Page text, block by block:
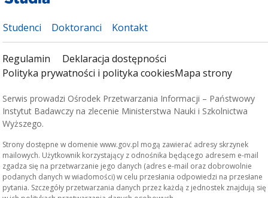
Studenci Doktoranci Kontakt
Regulamin
Deklaracja dostępności
Polityka prywatności i polityka cookiesMapa strony
Serwis prowadzi Ośrodek Przetwarzania Informacji – Państwowy
Instytut Badawczy na zlecenie Ministerstwa Nauki i Szkolnictwa
Wyższego.
Strony dostępne w domenie www.gov.pl mogą zawierać adresy skrzynek
mailowych. Użytkownik korzystający z odnośnika będącego adresem e-mail
zgadza się na przetwarzanie jego danych (adres e-mail oraz dobrowolnie
podanych danych w wiadomości) w celu przesłania odpowiedzi na przesłane
pytania. Szczegóły przetwarzania danych przez każdą z jednostek znajdują się